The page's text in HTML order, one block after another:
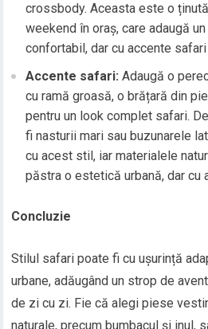
crossbody. Aceasta este o
weekend în oraș, care adaugă
confortabil, dar cu accente
Accente safari: Adaugă o
cu ramă groasă, o brățară din
pentru un look complet safari.
fi nasturii mari sau buzunarele
cu acest stil, iar materialele
păstra o estetică urbană, dar cu
Concluzie
Stilul safari poate fi cu ușurință
urbane, adăugând un strop de
de zi cu zi. Fie că alegi piese
naturale, precum bumbacul și inul,